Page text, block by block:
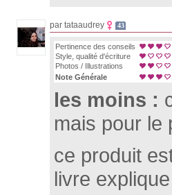
par tataaudrey 43
Pertinence des conseils
Style, qualité d'écriture
Photos / Illustrations
Note Générale
les moins :
mais pour le
ce produit
livre